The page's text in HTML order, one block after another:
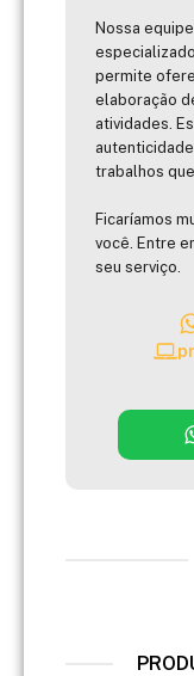
Nossa
permite
elaboração
atividades.
trabalhos
Ficaríamos
você. Entre
seu serviço.